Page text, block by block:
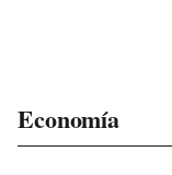
Economía